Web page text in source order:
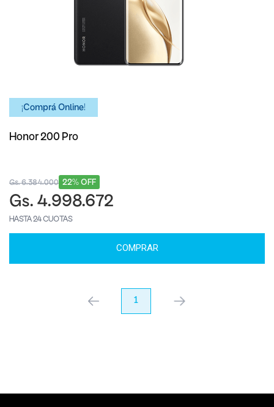
¡Comprá Online!
Honor 200 Pro
22% OFF
Gs. 6.384.000
Gs. 4.998.672
HASTA 24 CUOTAS
COMPRAR
anterior 1 próximo